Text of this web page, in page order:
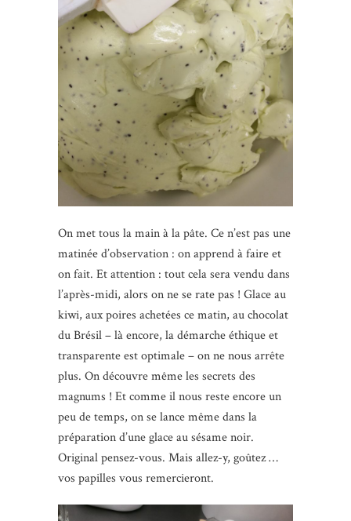
On met tous la main à la pâte. Ce n’est pas une
matinée d’observation : on apprend à faire et
on fait. Et attention : tout cela sera vendu dans
l’après-midi, alors on ne se rate pas ! Glace au
kiwi, aux poires achetées ce matin, au chocolat
du Brésil – là encore, la démarche éthique et
transparente est optimale – on ne nous arrête
plus. On découvre même les secrets des
magnums ! Et comme il nous reste encore un
peu de temps, on se lance même dans la
préparation d’une glace au sésame noir.
Original pensez-vous. Mais allez-y, goûtez …
vos papilles vous remercieront.